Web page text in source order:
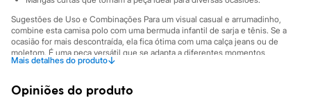
Maiôs
Saídas de praia
Personagens
Plus size
Blusas e Camisetas
Calças
Jeans
Sugestões de Uso e Combinações Para um visual casual e arrumadinho,
combine esta camisa polo com uma bermuda infantil de sarja e tênis. Se a
ocasião for mais descontraída, ela fica ótima com uma calça jeans ou de
moletom. É uma peça versátil que se adapta a diferentes momentos,
garantindo que seu pequeno esteja sempre pronto para a diversão com
A gente se encontra na C&A! ❤
Mais detalhes do produto↓
Opiniões do produto